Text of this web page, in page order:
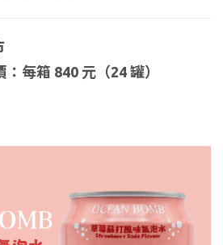
每箱 840 元（24 罐）